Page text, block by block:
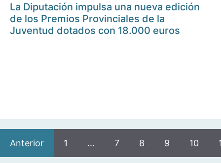
La Diputación impulsa una nueva edición
de los Premios Provinciales de la
Juventud dotados con 18.000 euros
Anterior 1 … 7 8 9 10